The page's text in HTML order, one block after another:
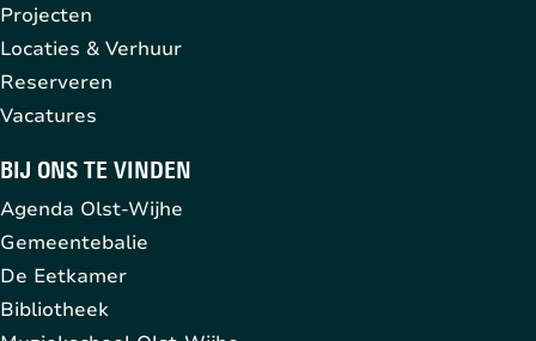
Projecten
Locaties & Verhuur
Reserveren
Vacatures
BIJ ONS TE VINDEN
Agenda Olst-Wijhe
Gemeentebalie
De Eetkamer
Bibliotheek